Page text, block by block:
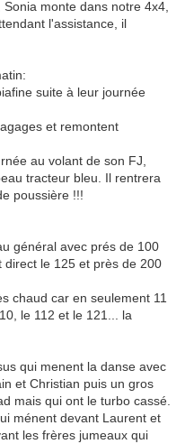
monte dans notre 4x4,
l'assistance, il
suite à leur journée
et remontent
au volant de son FJ,
tracteur bleu. Il rentrera
poussière !!!
général avec prés de 100
direct le 125 et près de 200
chaud car en seulement 11
le 112 et le 121... la
qui menent la danse avec
et Christian puis un gros
mais qui ont le turbo cassé.
ménent devant Laurent et
les frères jumeaux qui